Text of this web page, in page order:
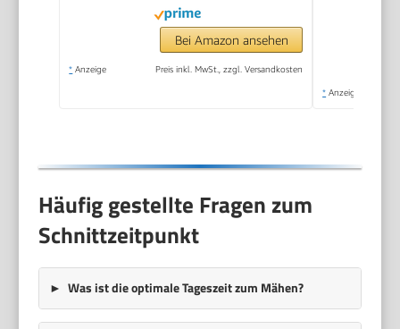
Bei Amazon ansehen
* Anzeige Preis inkl. MwSt., zzgl. Versandkosten
* Anzeige
Häufig gestellte Fragen zum
Schnittzeitpunkt
Was ist die optimale Tageszeit zum Mähen?